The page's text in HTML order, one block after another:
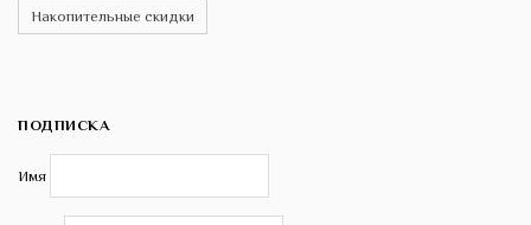
Накопительные скидки
ПОДПИСКА
Имя